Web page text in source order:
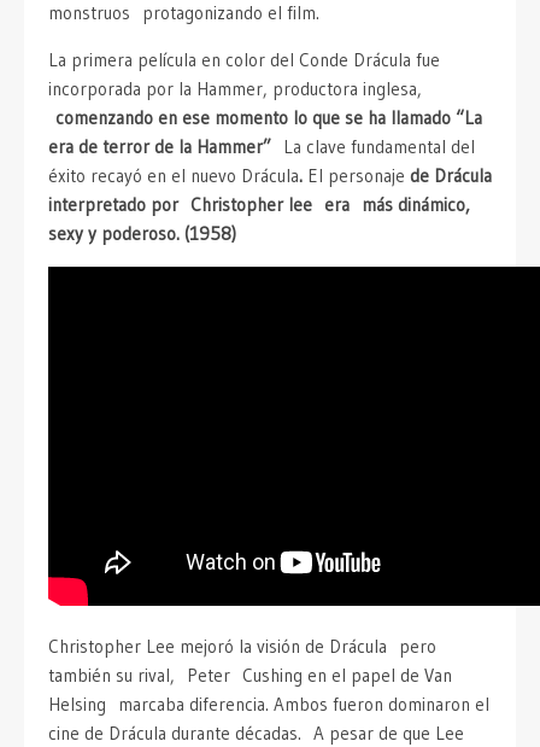
monstruos protagonizando el film.
La primera película en color del Conde Drácula fue
incorporada por la Hammer, productora inglesa,
comenzando en ese momento lo que se ha llamado “La
era de terror de la Hammer” La clave fundamental del
éxito recayó en el nuevo Drácula. El personaje de Drácula
interpretado por Christopher lee era más dinámico,
sexy y poderoso. (1958)
Christopher Lee mejoró la visión de Drácula pero
también su rival, Peter Cushing en el papel de Van
Helsing marcaba diferencia. Ambos fueron dominaron el
cine de Drácula durante décadas. A pesar de que Lee